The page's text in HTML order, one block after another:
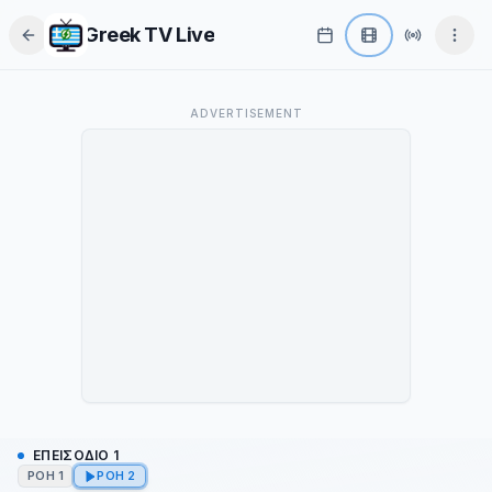
Greek TV Live
Το παρόν οπτικοακουστικό υλικό αποτελεί αποκλειστική πνευματική
ADVERTISEMENT
ΕΠΕΙΣΌΔΙΟ 1
ΡΟΉ 1 ΡΟΉ 2